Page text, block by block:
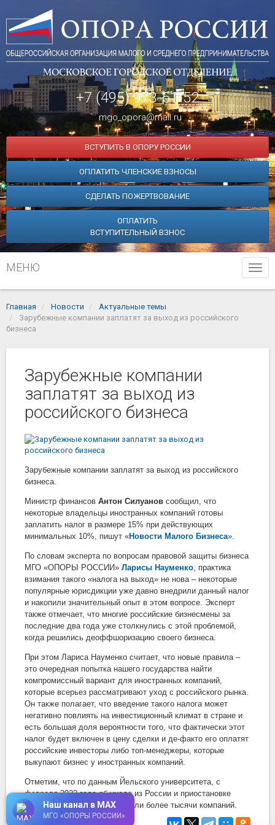
+7 (495) 973-51-52
mgo_opora@mail.ru
ВСТУПИТЬ В ОПОРУ РОССИИ
ОПЛАТИТЬ ЧЛЕНСКИЕ ВЗНОСЫ
СДЕЛАТЬ ПОЖЕРТВОВАНИЕ
ОПЛАТИТЬ
ВСТУПИТЕЛЬНЫЙ ВЗНОС
МЕНЮ
Главная Новости
Актуальные темы
Зарубежные компании заплатят за выход из российского
бизнеса
Зарубежные компании
заплатят за выход из
российского бизнеса
Зарубежные компании заплатят за выход из российского
бизнеса.
Министр финансов Антон Силуанов сообщил, что
некоторые владельцы иностранных компаний готовы
заплатить налог в размере 15% при действующих
минимальных 10%, пишут «Новости Малого Бизнеса».
По словам эксперта по вопросам правовой защиты бизнеса
МГО «ОПОРЫ РОССИИ» Ларисы Науменко, практика
взимания такого «налога на выход» не нова – некоторые
популярные юрисдикции уже давно внедрили данный налог
и накопили значительный опыт в этом вопросе. Эксперт
также отмечает, что многие российские бизнесмены за
последние два года уже столкнулись с этой проблемой,
когда решились деоффшоризацию своего бизнеса.
При этом Лариса Науменко считает, что новые правила –
это очередная попытка нашего государства найти
компромиссный вариант для иностранных компаний,
которые всерьез рассматривают уход с российского рынка.
Он также полагает, что введение такого налога может
негативно повлиять на инвестиционный климат в стране и
есть большая доля вероятности того, что фактически этот
налог будет включен в цену сделки и де-факто его оплатят
российские инвесторы либо топ-менеджеры, которые
выкупают бизнес у иностранных компаний.
Отметим, что по данным Йельского университета, с
февраля 2022 года об уходе из России и приостановке
инвестиций публично сообщили более тысячи компаний.
11 августа 2023
Наш канал в MAX
МГО «ОПОРЫ РОССИИ»